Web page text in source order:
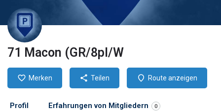
71 Macon (GR/8pl/W
Merken Teilen Route anzeigen
Profil Erfahrungen von Mitgliedern 0